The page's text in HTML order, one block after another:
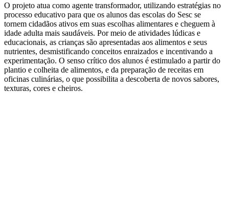
O projeto atua como agente transformador, utilizando estratégias no
processo educativo para que os alunos das escolas do Sesc se
tornem cidadãos ativos em suas escolhas alimentares e cheguem à
idade adulta mais saudáveis. Por meio de atividades lúdicas e
educacionais, as crianças são apresentadas aos alimentos e seus
nutrientes, desmistificando conceitos enraizados e incentivando a
experimentação. O senso crítico dos alunos é estimulado a partir do
plantio e colheita de alimentos, e da preparação de receitas em
oficinas culinárias, o que possibilita a descoberta de novos sabores,
texturas, cores e cheiros.